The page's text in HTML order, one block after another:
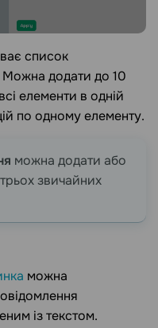
список
Можна додати до 10
елементи в одній
по одному елементу.
можна додати або
звичайних
можна
із текстом.